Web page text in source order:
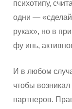
психотипу,
одни —
руках», но в
фу инь,
И в любом
чтобы
партнеров.